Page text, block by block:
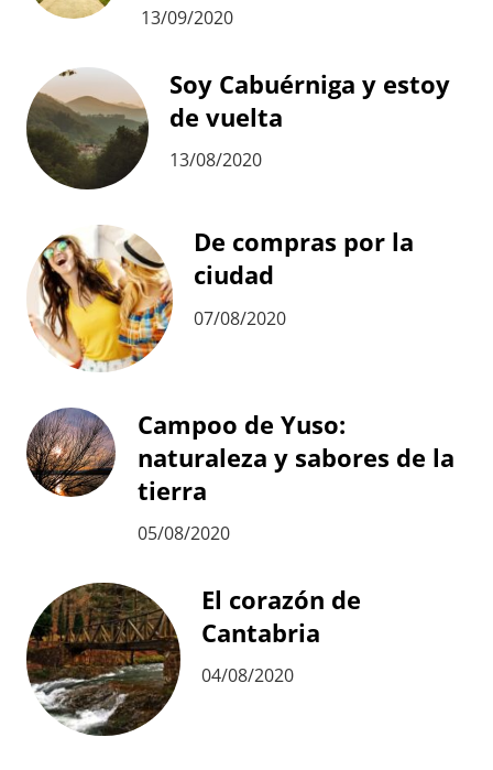
13/09/2020
Soy Cabuérniga y estoy
de vuelta
13/08/2020
De compras por la
ciudad
07/08/2020
Campoo de Yuso:
naturaleza y sabores de la
tierra
05/08/2020
El corazón de
Cantabria
04/08/2020